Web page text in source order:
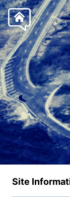
Site